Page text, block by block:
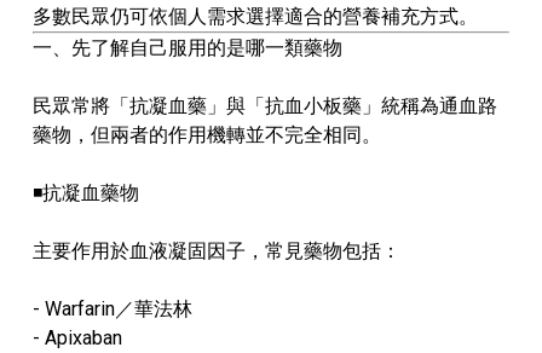
多數民眾仍可依個人需求選擇適合的營養補充方式。
一、先了解自己服用的是哪一類藥物
民眾常將「抗凝血藥」與「抗血小板藥」統稱為通血路
藥物，但兩者的作用機轉並不完全相同。
◾抗凝血藥物
主要作用於血液凝固因子，常見藥物包括：
- Warfarin／華法林
- Apixaban